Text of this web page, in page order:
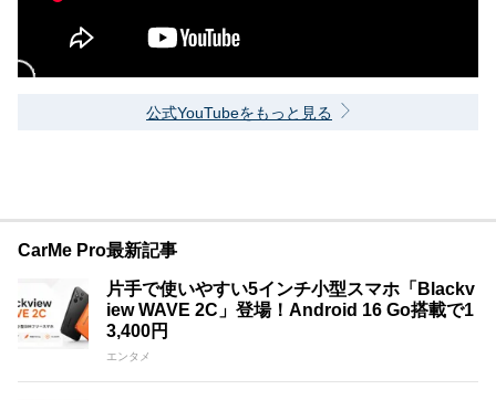
公式YouTubeをもっと見る
CarMe Pro最新記事
片手で使いやすい5インチ小型スマホ「Blackv
iew WAVE 2C」登場！Android 16 Go搭載で1
3,400円
エンタメ